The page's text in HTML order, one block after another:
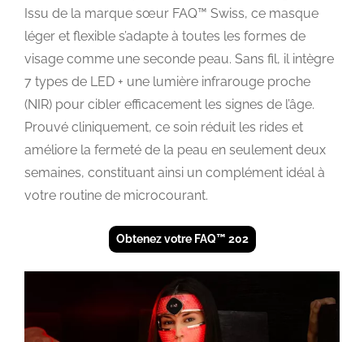
Issu de la marque sœur FAQ™ Swiss, ce masque
léger et flexible s’adapte à toutes les formes de
visage comme une seconde peau. Sans fil, il intègre
7 types de LED + une lumière infrarouge proche
(NIR) pour cibler efficacement les signes de l’âge.
Prouvé cliniquement, ce soin réduit les rides et
améliore la fermeté de la peau en seulement deux
semaines, constituant ainsi un complément idéal à
votre routine de microcourant.
Obtenez votre FAQ™ 202